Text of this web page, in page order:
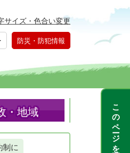
サイズ・色合い変更
防災・防犯情報
・地域
制に
このページを一時保存する